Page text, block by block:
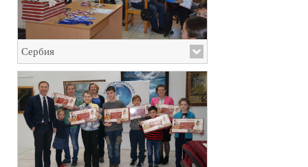
Сербия